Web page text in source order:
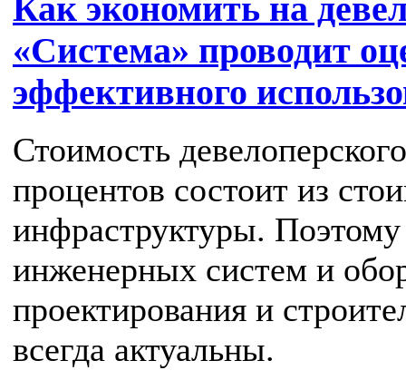
Как экономить на
«Система» проводит
эффективного
Стоимость
процентов состоит из
инфраструктуры.
инженерных систем и
проектирования и
всегда актуальны.